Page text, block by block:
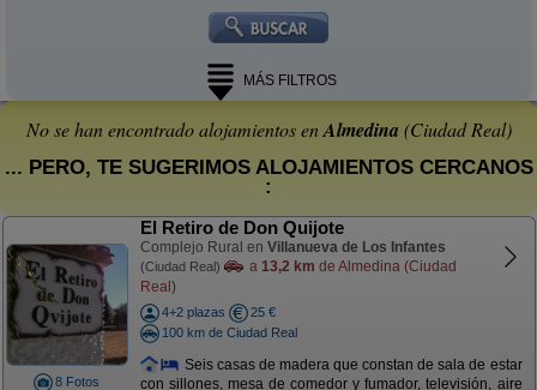
MÁS FILTROS
No se han encontrado alojamientos enAlmedina (Ciudad Real)
... PERO, TE SUGERIMOS ALOJAMIENTOS CERCANOS
:
8 Fotos
El Retiro de Don Quijote
Complejo Rural en Villanueva de Los Infantes
(Ciudad Real) a 13,2 km de Almedina (Ciudad
Real)
4+2 plazas
25 €
100 km de Ciudad Real
Seis casas de madera que constan de sala de estar
con sillones, mesa de comedor y fumador, televisión, aire